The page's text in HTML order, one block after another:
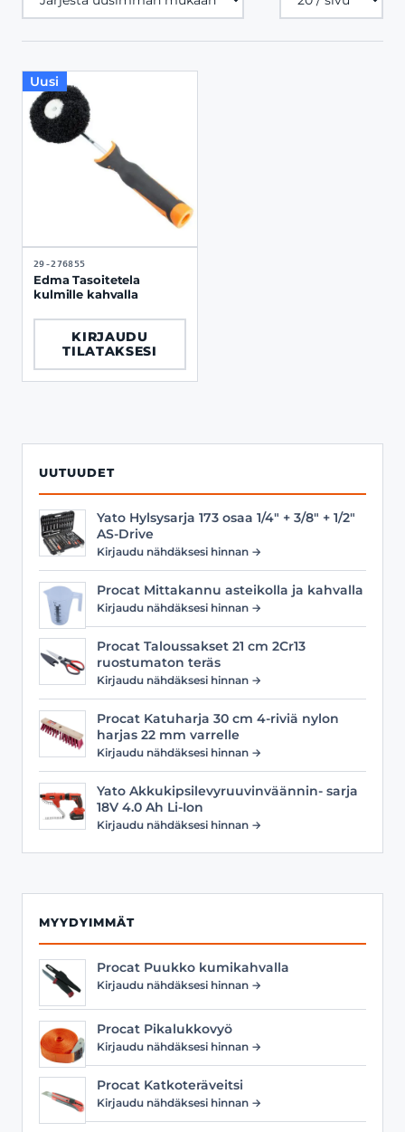
UUTUUDET
Yato Hylsysarja 173 osaa 1/4" + 3/8" + 1/2"
AS-Drive
Kirjaudu nähdäksesi hinnan →
Procat Mittakannu asteikolla ja kahvalla
Kirjaudu nähdäksesi hinnan →
Procat Taloussakset 21 cm 2Cr13
ruostumaton teräs
Kirjaudu nähdäksesi hinnan →
Procat Katuharja 30 cm 4-riviä nylon
harjas 22 mm varrelle
Kirjaudu nähdäksesi hinnan →
Yato Akkukipsilevyruuvinväännin- sarja
18V 4.0 Ah Li-Ion
Kirjaudu nähdäksesi hinnan →
MYYDYIMMÄT
Procat Puukko kumikahvalla
Kirjaudu nähdäksesi hinnan →
Procat Pikalukkovyö
Kirjaudu nähdäksesi hinnan →
Procat Katkoteräveitsi
Kirjaudu nähdäksesi hinnan →
sivulla
Uusi
29-276855
Edma Tasoitetela
kulmille kahvalla
KIRJAUDU
TILATAKSESI